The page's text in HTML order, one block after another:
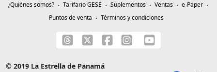
¿Quiénes somos? Tarifario GESE Suplementos Ventas
e-Paper
Puntos de venta
Términos y condiciones
© 2019 La Estrella de Panamá